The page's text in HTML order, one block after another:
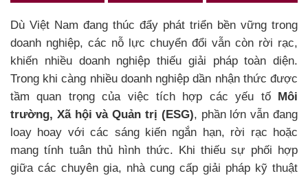
Dù Việt Nam đang thúc đẩy phát triển bền vững trong
doanh nghiệp, các nỗ lực chuyển đổi vẫn còn rời rạc,
khiến nhiều doanh nghiệp thiếu giải pháp toàn diện.
Trong khi càng nhiều doanh nghiệp dần nhận thức được
tầm quan trọng của việc tích hợp các yếu tố Môi
trường, Xã hội và Quản trị (ESG), phần lớn vẫn đang
loay hoay với các sáng kiến ngắn hạn, rời rạc hoặc
mang tính tuân thủ hình thức. Khi thiếu sự phối hợp
giữa các chuyên gia, nhà cung cấp giải pháp kỹ thuật